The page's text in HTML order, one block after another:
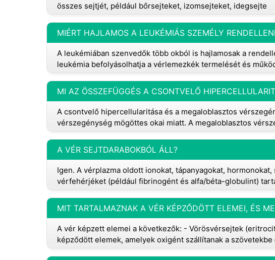
összes sejtjét, például bőrsejteket, izomsejteket, idegsejte
MIÉRT HAJLAMOS A LEUKÉMIÁS SZEMÉLY
A leukémiában szenvedők több okból is hajlamosak a
leukémia befolyásolhatja a vérlemezkék termelését és
A csontvelő hipercellularitása és a megaloblasztos
vérszegénység mögöttes okai miatt. A megaloblasztos
A VÉR SEJTDARABOKBÓL ÁLL?
Igen. A vérplazma oldott ionokat, tápanyagokat,
vérfehérjéket (például fibrinogént és alfa/béta-globulint)
MIT TARTALMAZNAK A VÉR KÉPZŐDÖTT ELEMEI, ÉS
A vér képzett elemei a következők: - Vörösvérsejtek
képződött elemek, amelyek oxigént szállítanak a szövetekbe